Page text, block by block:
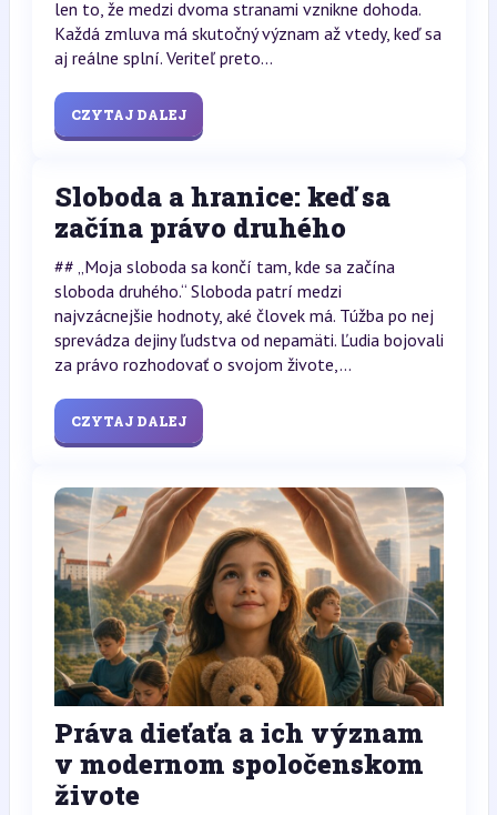
len to, že medzi dvoma stranami vznikne dohoda.
Každá zmluva má skutočný význam až vtedy, keď sa
aj reálne splní. Veriteľ preto...
CZYTAJ DALEJ
Sloboda a hranice: keď sa
začína právo druhého
## „Moja sloboda sa končí tam, kde sa začína
sloboda druhého.“ Sloboda patrí medzi
najvzácnejšie hodnoty, aké človek má. Túžba po nej
sprevádza dejiny ľudstva od nepamäti. Ľudia bojovali
za právo rozhodovať o svojom živote,...
CZYTAJ DALEJ
Práva dieťaťa a ich význam
v modernom spoločenskom
živote